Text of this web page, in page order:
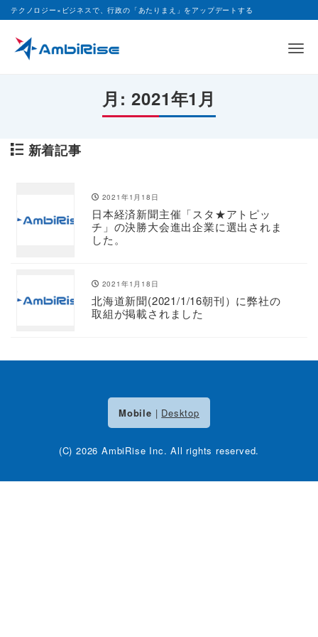
テクノロジー×ビジネスで、行政の「あたりまえ」をアップデートする
月:2021年1月
新着記事
2021年1月18日
日本経済新聞主催「スタ★アトピッ
チ」の決勝大会進出企業に選出されま
した。
2021年1月18日
北海道新聞(2021/1/16朝刊）に弊社の
取組が掲載されました
Mobile | Desktop
(C) 2026 AmbiRise Inc. All rights reserved.